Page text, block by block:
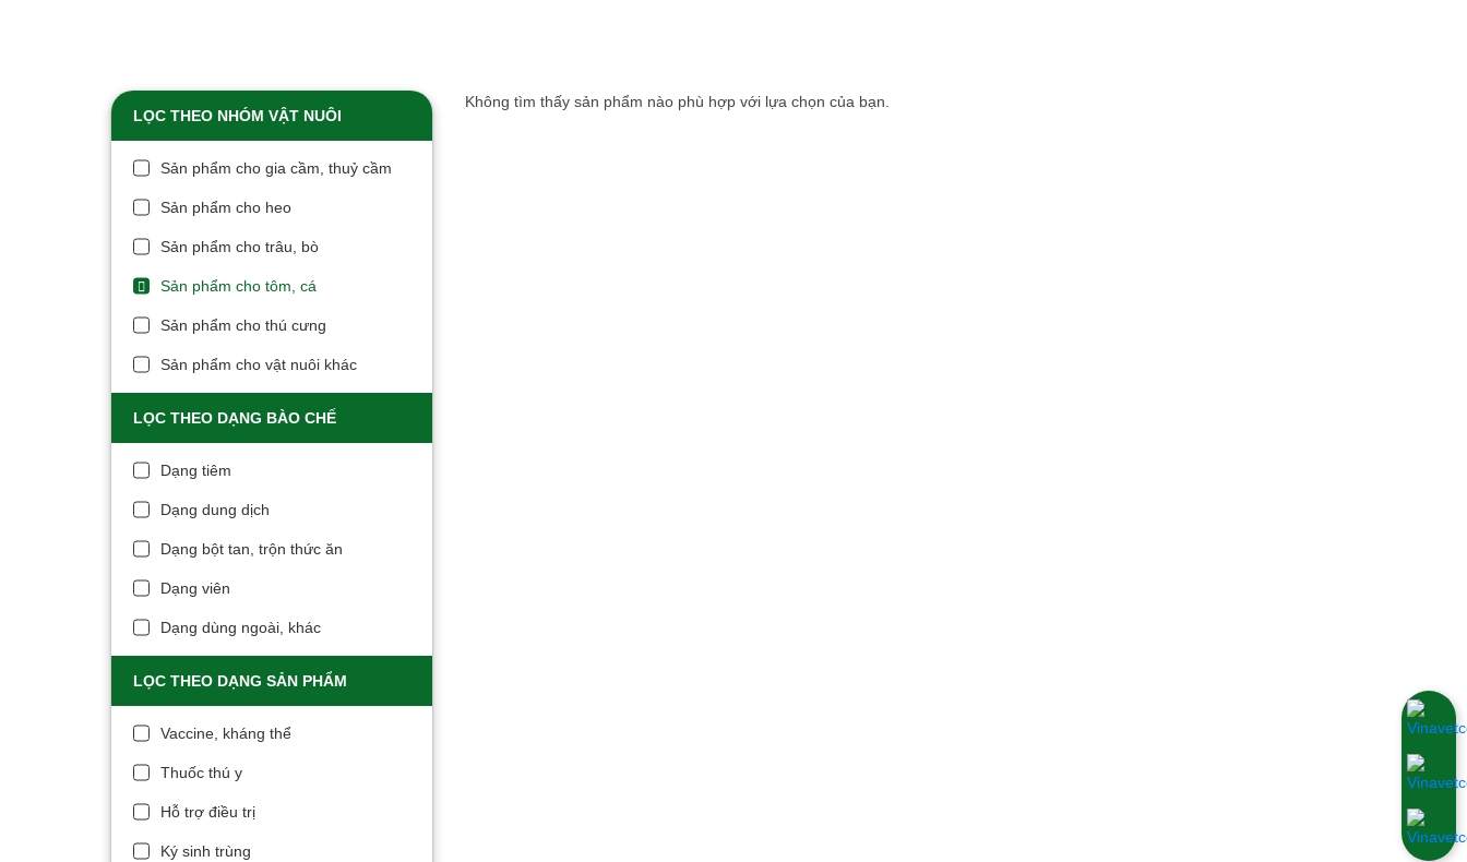
LỌC THEO NHÓM VẬT NUÔI
Sản phẩm cho gia cầm, thuỷ cầm
Sản phẩm cho heo
Sản phẩm cho trâu, bò
Sản phẩm cho tôm, cá
Sản phẩm cho thú cưng
Sản phẩm cho vật nuôi khác
LỌC THEO DẠNG BÀO CHẾ
Dạng tiêm
Dạng dung dịch
Dạng bột tan, trộn thức ăn
Dạng viên
Dạng dùng ngoài, khác
LỌC THEO DẠNG SẢN PHẨM
Vaccine, kháng thể
Thuốc thú y
Hỗ trợ điều trị
Ký sinh trùng
Không tìm thấy sản phẩm nào phù hợp với lựa chọn của bạn.